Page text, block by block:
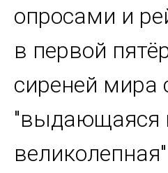
опросами и
в первой
сиреней мира
"выдающаяся